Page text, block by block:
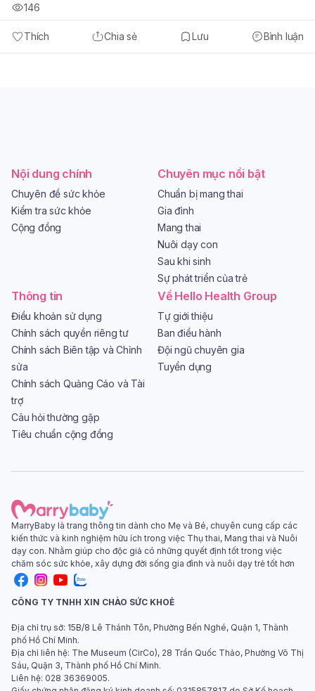
Thích Chia sẻ Lưu Bình luận
146
Nội dung chính
Chuyên đề sức khỏe
Kiểm tra sức khỏe
Cộng đồng
Chuyên mục nổi bật
Chuẩn bị mang thai
Gia đình
Mang thai
Nuôi dạy con
Sau khi sinh
Sự phát triển của trẻ
Thông tin
Điều khoản sử dụng
Chính sách quyền riêng tư
Chính sách Biên tập và Chỉnh
sửa
Chính sách Quảng Cáo và Tài
trợ
Câu hỏi thường gặp
Tiêu chuẩn cộng đồng
Về Hello Health Group
Tự giới thiệu
Ban điều hành
Đội ngũ chuyên gia
Tuyển dụng
MarryBaby là trang thông tin dành cho Mẹ và Bé, chuyên cung cấp các
kiến thức và kinh nghiệm hữu ích trong việc Thụ thai, Mang thai và Nuôi
dạy con. Nhằm giúp cho độc giả có những quyết định tốt trong việc
chăm sóc sức khỏe, xây dựng đời sống gia đình và nuôi dạy trẻ tốt hơn
CÔNG TY TNHH XIN CHÀO SỨC KHOẺ
Địa chỉ trụ sở: 15B/8 Lê Thánh Tôn, Phường Bến Nghé, Quận 1, Thành
phố Hồ Chí Minh.
Địa chỉ liên hệ: The Museum (CirCo), 28 Trần Quốc Thảo, Phường Võ Thị
Sáu, Quận 3, Thành phố Hồ Chí Minh.
Liên hệ: 028 36369005.